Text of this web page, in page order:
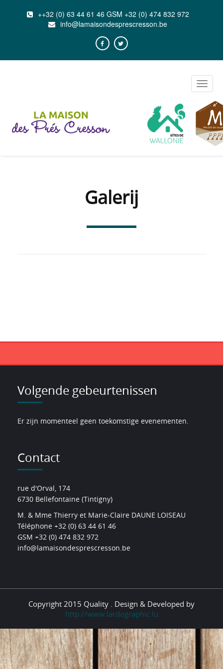
++32 (0) 63 44 61 46 GSM +32 (0) 474 832 972
info@lamaisondesprescresson.be
Toggle
Galerij
Volgende gebeurtenissen
Er zijn momenteel geen toekomstige evenementen.
Contact
rue d'Orval, 174
6730 Bellefontaine (Tintigny)
M. & Mme Thierry et Marie-Claire DAUNE LOISEAU
Téléphone +32 (0) 63 44 61 46
GSM +32 (0) 474 832 972
info@lamaisondesprescresson.be
Copyright 2015 Quality . Design & Developed by
http://www.lardographic.lu